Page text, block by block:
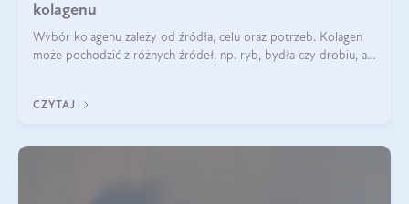
kolagenu
Wybór kolagenu zależy od źródła, celu oraz potrzeb. Kolagen
może pochodzić z różnych źródeł, np. ryb, bydła czy drobiu, a
bydlęcy.
CZYTAJ